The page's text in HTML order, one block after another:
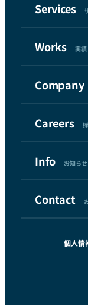
Services
Works 実績
Company
Careers
Info お知らせ
Contact
個人情